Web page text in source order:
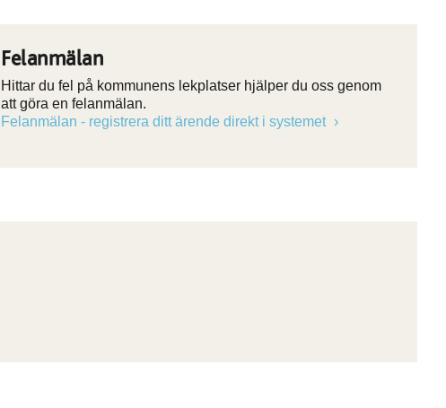
Felanmälan
Hittar du fel på kommunens lekplatser hjälper du oss genom
att göra en felanmälan.
Felanmälan - registrera ditt ärende direkt i systemet